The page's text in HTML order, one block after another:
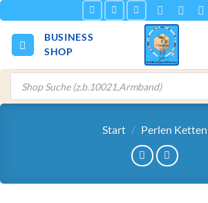
Inhalt
springen
BUSINESS
SHOP
Products
search
Start / Perlen Ketten